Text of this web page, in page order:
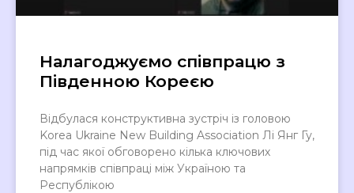
Налагоджуємо співпрацю з
Південною Кореєю
Відбулася конструктивна зустріч із головою
Korea Ukraine New Building Association Лі Янг Гу,
під час якої обговорено кілька ключових
напрямків співпраці між Україною та
Республікою